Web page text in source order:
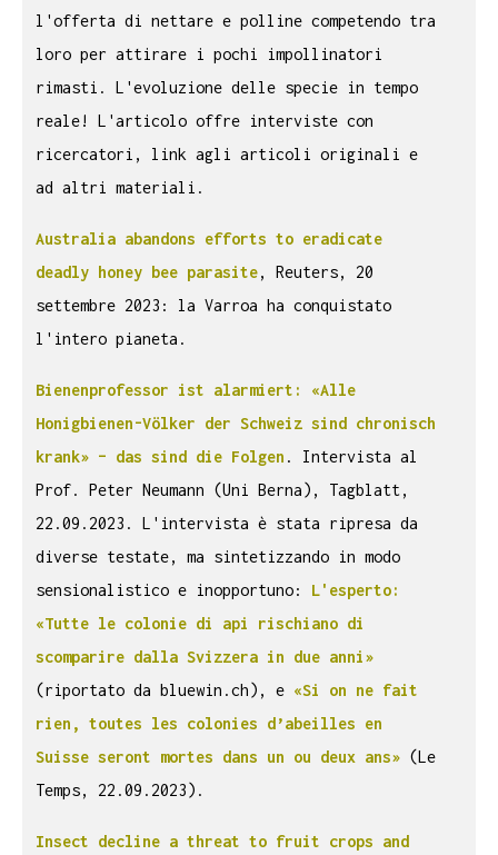
l'offerta di nettare e polline competendo tra
loro per attirare i pochi impollinatori
rimasti. L'evoluzione delle specie in tempo
reale! L'articolo offre interviste con
ricercatori, link agli articoli originali e
ad altri materiali.
Australia abandons efforts to eradicate
deadly honey bee parasite, Reuters, 20
settembre 2023: la Varroa ha conquistato
l'intero pianeta.
Bienenprofessor ist alarmiert: «Alle
Honigbienen-Völker der Schweiz sind chronisch
krank» – das sind die Folgen . Intervista al
Prof. Peter Neumann (Uni Berna), Tagblatt,
22.09.2023. L'intervista è stata ripresa da
diverse testate, ma sintetizzando in modo
sensionalistico e inopportuno: L'esperto:
«Tutte le colonie di api rischiano di
scomparire dalla Svizzera in due anni»
(riportato da bluewin.ch), e «Si on ne fait
rien, toutes les colonies d’abeilles en
Suisse seront mortes dans un ou deux ans» (Le
Temps, 22.09.2023).
Insect decline a threat to fruit crops and